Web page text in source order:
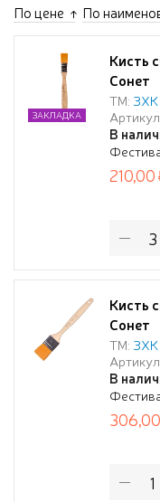
По цене По
Кисть
Сонет
ТМ: ЗХК
В
ЗАКЛАДКА
210,00
Кисть
Сонет
ТМ: ЗХК
В
306,00